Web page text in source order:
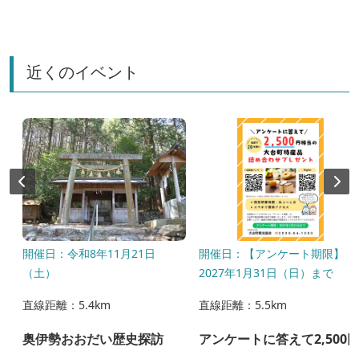
近くのイベント
開催日：令和8年11月21日
（土）
直線距離：5.4km
奥伊勢おおだい歴史探訪
開催日：【アンケート期限】
2027年1月31日（日）まで
直線距離：5.5km
アンケートに答えて2,500円